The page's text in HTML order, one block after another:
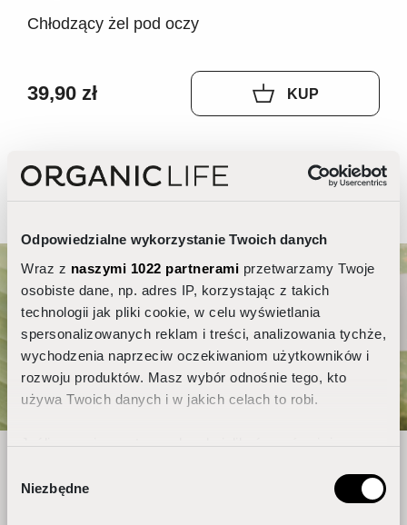
Odpowiedzialne wykorzystanie Twoich danych
Wraz z naszymi 1022 partnerami przetwarzamy Twoje
osobiste dane, np. adres IP, korzystając z takich
technologii jak pliki cookie, w celu wyświetlania
spersonalizowanych reklam i treści, analizowania tychże,
wychodzenia naprzeciw oczekiwaniom użytkowników i
rozwoju produktów. Masz wybór odnośnie tego, kto
używa Twoich danych i w jakich celach to robi.
Jeśli wyrazisz na to zgodę, chcielibyśmy również:
geograficznej z dokładnością nawet do kilku metrów
zgody
Niezbędne
Chłodzący żel pod oczy
39,90 zł KUP
Produkty inspirowane naturą
Jak dobrać pielęgnację do rytmu
dobowego skóry?